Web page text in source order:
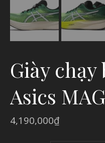
Giày chạy
Asics
4,190,000₫